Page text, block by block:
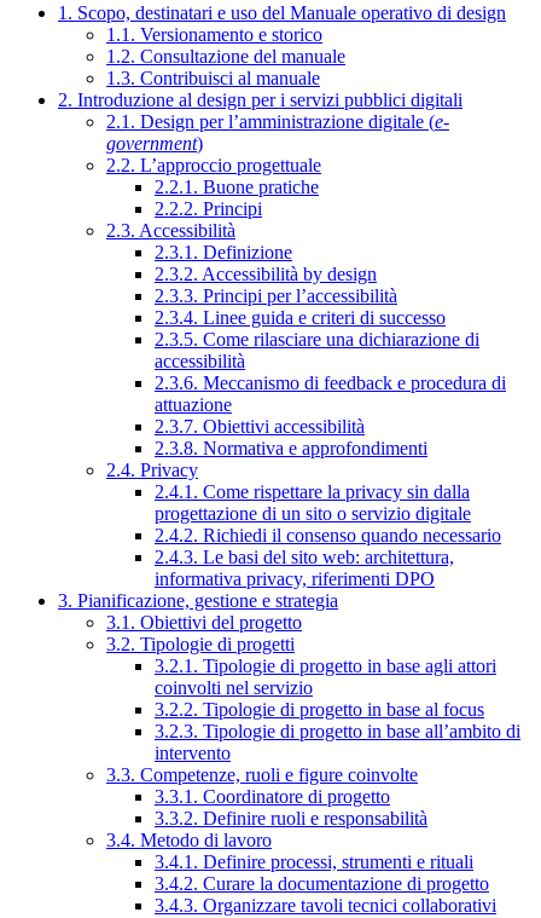
1. Scopo, destinatari e uso del Manuale operativo di design
1.1. Versionamento e storico
1.2. Consultazione del manuale
1.3. Contribuisci al manuale
2. Introduzione al design per i servizi pubblici digitali
2.1. Design per l’amministrazione digitale (e-
government)
2.2. L’approccio progettuale
2.2.1. Buone pratiche
2.2.2. Principi
2.3. Accessibilità
2.3.1. Definizione
2.3.2. Accessibilità by design
2.3.3. Principi per l’accessibilità
2.3.4. Linee guida e criteri di successo
2.3.5. Come rilasciare una dichiarazione di
accessibilità
2.3.6. Meccanismo di feedback e procedura di
attuazione
2.3.7. Obiettivi accessibilità
2.3.8. Normativa e approfondimenti
2.4. Privacy
2.4.1. Come rispettare la privacy sin dalla
progettazione di un sito o servizio digitale
2.4.2. Richiedi il consenso quando necessario
2.4.3. Le basi del sito web: architettura,
informativa privacy, riferimenti DPO
3. Pianificazione, gestione e strategia
3.1. Obiettivi del progetto
3.2. Tipologie di progetti
3.2.1. Tipologie di progetto in base agli attori
coinvolti nel servizio
3.2.2. Tipologie di progetto in base al focus
3.2.3. Tipologie di progetto in base all’ambito di
intervento
3.3. Competenze, ruoli e figure coinvolte
3.3.1. Coordinatore di progetto
3.3.2. Definire ruoli e responsabilità
3.4. Metodo di lavoro
3.4.1. Definire processi, strumenti e rituali
3.4.2. Curare la documentazione di progetto
3.4.3. Organizzare tavoli tecnici collaborativi